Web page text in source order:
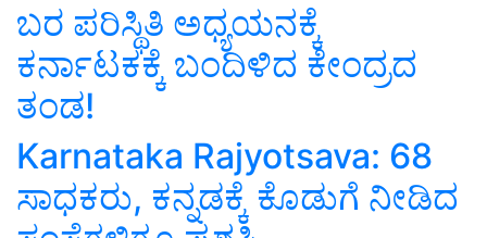
ಬರ ಪರಿಸ್ಥಿತಿ ಅಧ್ಯಯನಕ್ಕೆ
ಕರ್ನಾಟಕಕ್ಕೆ ಬಂದಿಳಿದ ಕೇಂದ್ರದ
ತಂಡ!
Karnataka Rajyotsava: 68
ಸಾಧಕರು, ಕನ್ನಡಕ್ಕೆ ಕೊಡುಗೆ ನೀಡಿದ